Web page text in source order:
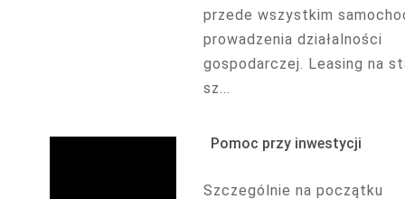
przede wszystkim
prowadzenia działalności
gospodarczej. Leasing na
sz...
Pomoc przy inwestycji
Szczególnie na początku